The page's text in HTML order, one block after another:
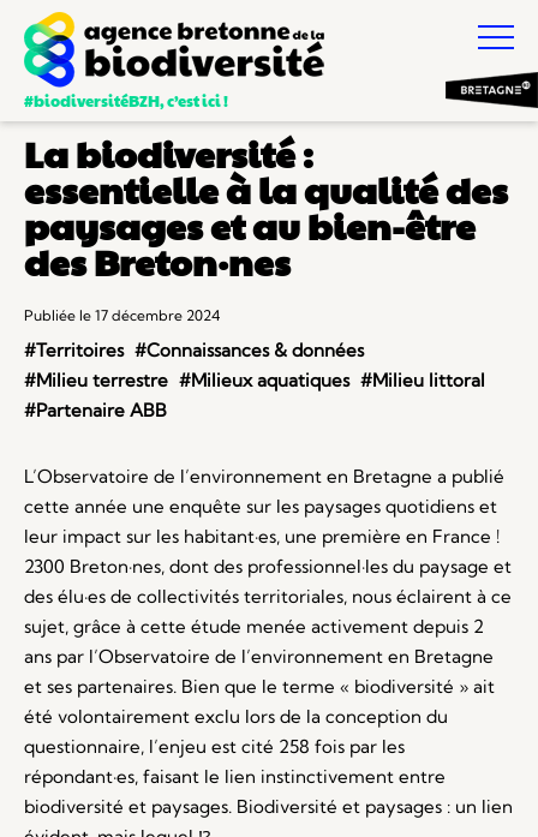
#biodiversitéBZH, c’est ici !
La biodiversité :
essentielle à la qualité des
paysages et au bien-être
des Breton·nes
Publiée le 17 décembre 2024
#Territoires #Connaissances & données
#Milieu terrestre #Milieux aquatiques #Milieu littoral
#Partenaire ABB
L’Observatoire de l’environnement en Bretagne a publié
cette année une enquête sur les paysages quotidiens et
leur impact sur les habitant·es, une première en France !
2300 Breton·nes, dont des professionnel·les du paysage et
des élu·es de collectivités territoriales, nous éclairent à ce
sujet, grâce à cette étude menée activement depuis 2
ans par l’Observatoire de l’environnement en Bretagne
et ses partenaires. Bien que le terme « biodiversité » ait
été volontairement exclu lors de la conception du
questionnaire, l’enjeu est cité 258 fois par les
répondant·es, faisant le lien instinctivement entre
biodiversité et paysages. Biodiversité et paysages : un lien